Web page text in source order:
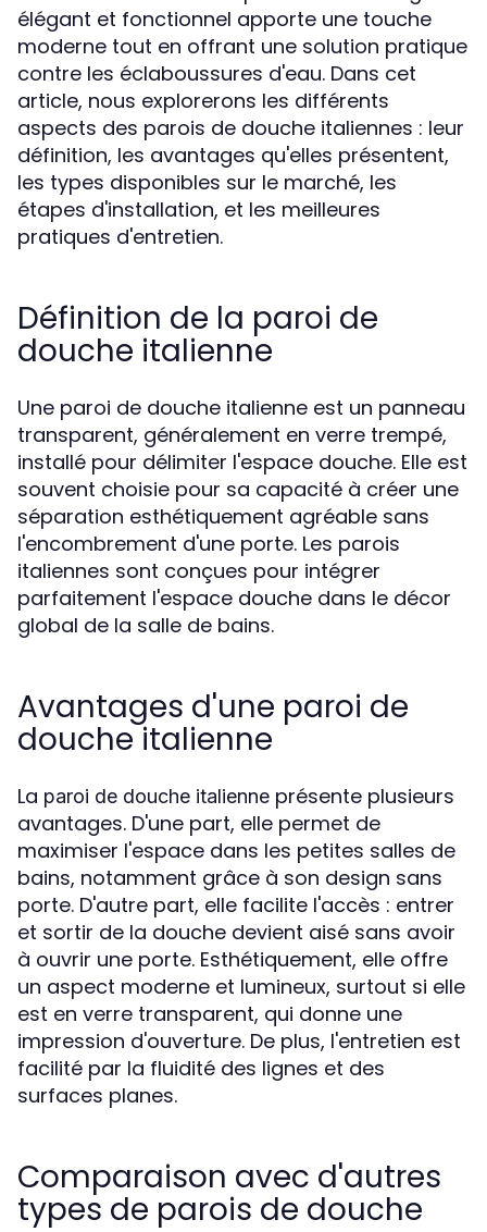
élégant et fonctionnel apporte une touche
moderne tout en offrant une solution pratique
contre les éclaboussures d'eau. Dans cet
article, nous explorerons les différents
aspects des parois de douche italiennes : leur
définition, les avantages qu'elles présentent,
les types disponibles sur le marché, les
étapes d'installation, et les meilleures
pratiques d'entretien.
Définition de la paroi de
douche italienne
Une paroi de douche italienne est un panneau
transparent, généralement en verre trempé,
installé pour délimiter l'espace douche. Elle est
souvent choisie pour sa capacité à créer une
séparation esthétiquement agréable sans
l'encombrement d'une porte. Les parois
italiennes sont conçues pour intégrer
parfaitement l'espace douche dans le décor
global de la salle de bains.
Avantages d'une paroi de
douche italienne
La paroi de douche italienne présente plusieurs
avantages. D'une part, elle permet de
maximiser l'espace dans les petites salles de
bains, notamment grâce à son design sans
porte. D'autre part, elle facilite l'accès : entrer
et sortir de la douche devient aisé sans avoir
à ouvrir une porte. Esthétiquement, elle offre
un aspect moderne et lumineux, surtout si elle
est en verre transparent, qui donne une
impression d'ouverture. De plus, l'entretien est
facilité par la fluidité des lignes et des
surfaces planes.
Comparaison avec d'autres
types de parois de douche